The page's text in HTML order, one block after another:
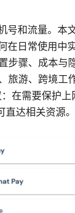
和流量。本文
在日常使用中
步骤、成本与
旅游、跨境工
在需要保护上
达相关资源。